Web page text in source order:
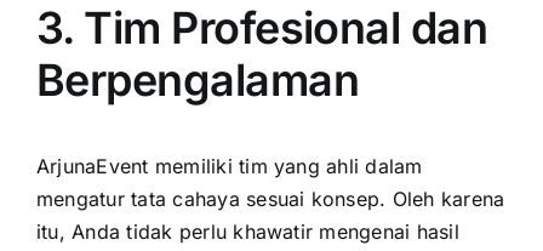
3. Tim Profesional dan
Berpengalaman
ArjunaEvent memiliki tim yang ahli dalam
mengatur tata cahaya sesuai konsep. Oleh karena
itu, Anda tidak perlu khawatir mengenai hasil